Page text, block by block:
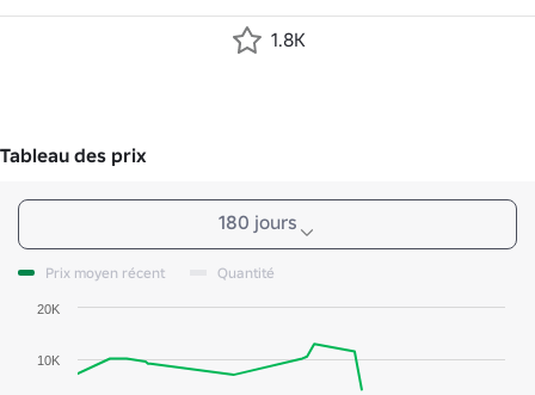
1.8K
Tableau des prix
180 jours
Prix moyen récent Quantité
10K
20K